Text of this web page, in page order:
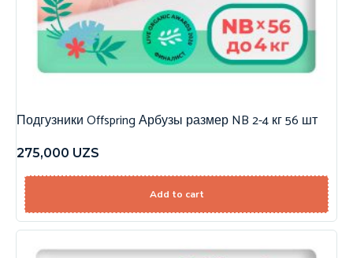
Подгузники Offspring Арбузы размер NB 2-4 кг 56 шт
275,000 UZS
Add to cart